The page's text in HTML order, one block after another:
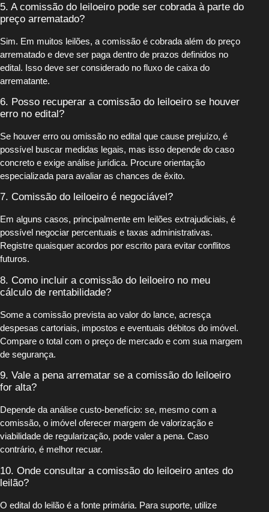
5. A comissão do leiloeiro pode ser cobrada à parte do
preço arrematado?
Sim. Em muitos leilões, a comissão é cobrada além do preço
arrematado e deve ser paga dentro de prazos definidos no
edital. Isso deve ser considerado no fluxo de caixa do
arrematante.
6. Posso recuperar a comissão do leiloeiro se houver
erro no edital?
Se houver erro ou omissão no edital que cause prejuízo, é
possível buscar medidas legais, mas isso depende do caso
concreto e exige análise jurídica. Procure orientação
especializada para avaliar as chances de êxito.
7. Comissão do leiloeiro é negociável?
Em alguns casos, principalmente em leilões extrajudiciais, é
possível negociar percentuais e taxas administrativas.
Registre quaisquer acordos por escrito para evitar conflitos
futuros.
8. Como incluir a comissão do leiloeiro no meu
cálculo de rentabilidade?
Some a comissão prevista ao valor do lance, acresça
despesas cartoriais, impostos e eventuais débitos do imóvel.
Compare o total com o preço de mercado e com sua margem
de segurança.
9. Vale a pena arrematar se a comissão do leiloeiro
for alta?
Depende da análise custo-benefício: se, mesmo com a
comissão, o imóvel oferecer margem de valorização e
viabilidade de regularização, pode valer a pena. Caso
contrário, é melhor recuar.
10. Onde consultar a comissão do leiloeiro antes do
leilão?
O edital do leilão é a fonte primária. Para suporte, utilize